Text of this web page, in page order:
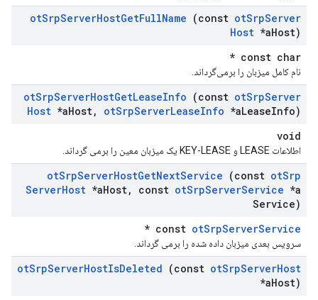
otSrpServerHostGetFullName (const otSrpServer
Host *aHost)
const char *
نام کامل میزبان را برمی‌گرداند.
otSrpServerHostGetLeaseInfo (const otSrpServer
Host *aHost, otSrpServerLeaseInfo *aLeaseInfo)
void
اطلاعات LEASE و KEY-LEASE یک میزبان معین را برمی گرداند.
otSrpServerHostGetNextService (const otSrp
ServerHost *aHost, const otSrpServerService *a
Service)
const otSrpServerService
*
سرویس بعدی میزبان داده شده را برمی گرداند.
otSrpServerHostIsDeleted (const otSrpServerHost
*aHost)